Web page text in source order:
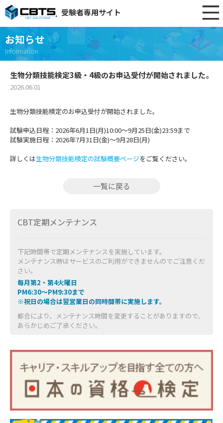
受験者専用サイト
お知らせ
Information
生物分類技能検定3級・4級のお申込受付が開始されました。
2026.06.01
生物分類技能検定のお申込受付が開始されました。
試験申込日程：2026年6月1日(月)10:00～9月25日(金)23:59まで
試験実施日程：2026年7月31日(金)～9月28日(月)
詳しくは生物分類技能検定の試験概要ページをご覧ください。
一覧に戻る
CBT定期メンテナンス
下記時間帯で定期メンテナンスを実施しています。
メンテナンス時はサービスのご利用ができませんのでご注意くだ
さい。
毎月第2・第4火曜日
PM6:30～PM9:30まで
※祝日の場合は翌営業日の同時間帯に実施します。
都合により、メンテナンス時間を変更することがありますので、
あらかじめご了承ください。